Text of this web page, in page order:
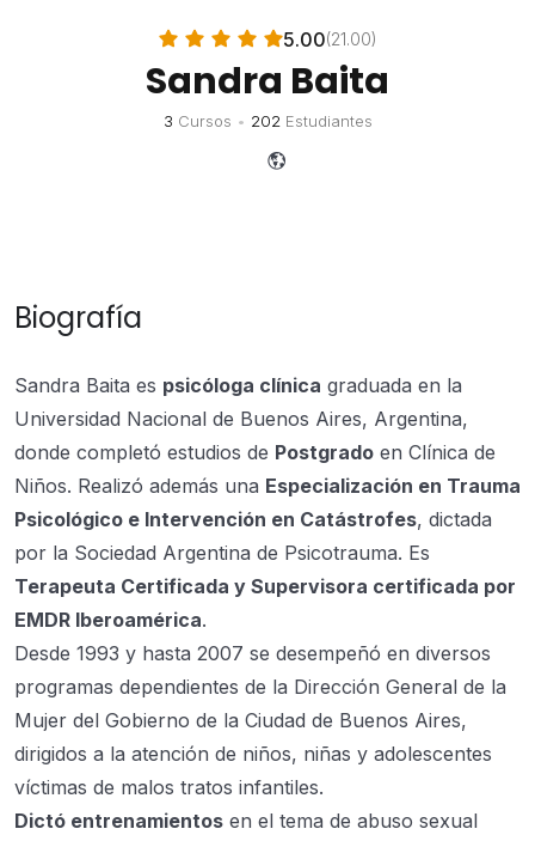
5.00(21.00)
Sandra Baita
3 Cursos • 202 Estudiantes
Biografía
Sandra Baita es psicóloga clínica graduada en la
Universidad Nacional de Buenos Aires, Argentina,
donde completó estudios de Postgrado en Clínica de
Niños. Realizó además una Especialización en Trauma
Psicológico e Intervención en Catástrofes, dictada
por la Sociedad Argentina de Psicotrauma. Es
Terapeuta Certificada y Supervisora certificada por
EMDR Iberoamérica.
Desde 1993 y hasta 2007 se desempeñó en diversos
programas dependientes de la Dirección General de la
Mujer del Gobierno de la Ciudad de Buenos Aires,
dirigidos a la atención de niños, niñas y adolescentes
víctimas de malos tratos infantiles.
Dictó entrenamientos en el tema de abuso sexual